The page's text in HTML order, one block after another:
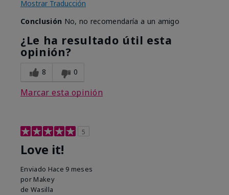
Mostrar Traducción
Conclusión No, no recomendaría a un amigo
¿Le ha resultado útil esta
opinión?
8 0
Marcar esta opinión
5
Love it!
Enviado Hace 9 meses
por Makey
de Wasilla